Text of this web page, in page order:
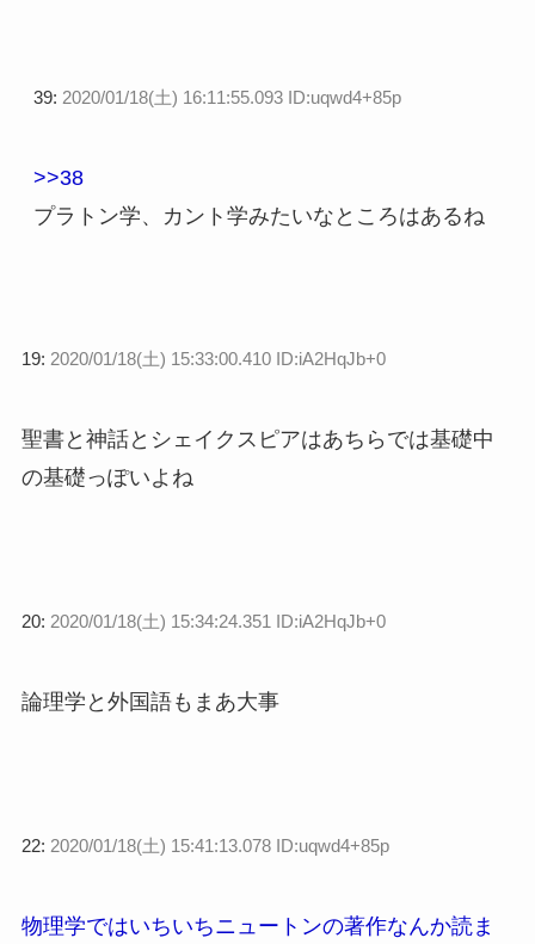
39: 2020/01/18(土) 16:11:55.093 ID:uqwd4+85p
>>38
プラトン学、カント学みたいなところはあるね
19: 2020/01/18(土) 15:33:00.410 ID:iA2HqJb+0
聖書と神話とシェイクスピアはあちらでは基礎中
の基礎っぽいよね
20: 2020/01/18(土) 15:34:24.351 ID:iA2HqJb+0
論理学と外国語もまあ大事
22: 2020/01/18(土) 15:41:13.078 ID:uqwd4+85p
物理学ではいちいちニュートンの著作なんか読ま